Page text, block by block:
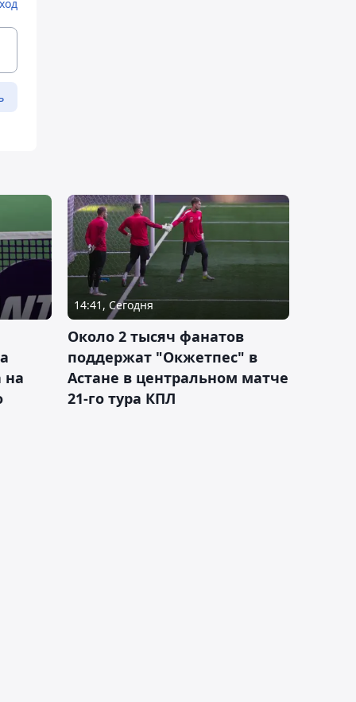
на
14:41, Сегодня
Около 2 тысяч фанатов
поддержат "Окжетпес" в
Астане в центральном матче
21-го тура КПЛ